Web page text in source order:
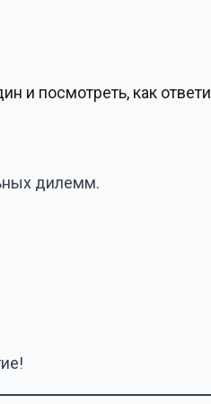
и посмотреть, как
дилемм.